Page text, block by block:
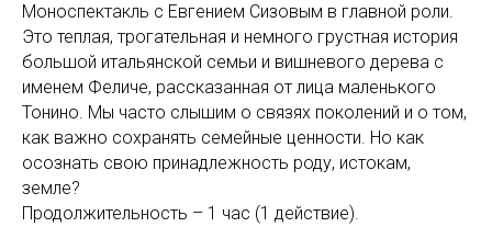
Моноспектакль с Евгением Сизовым в главной роли.
Это теплая, трогательная и немного грустная история
большой итальянской семьи и вишневого дерева с
именем Феличе, рассказанная от лица маленького
Тонино. Мы часто слышим о связях поколений и о том,
как важно сохранять семейные ценности. Но как
осознать свою принадлежность роду, истокам,
земле?
Продолжительность – 1 час (1 действие).